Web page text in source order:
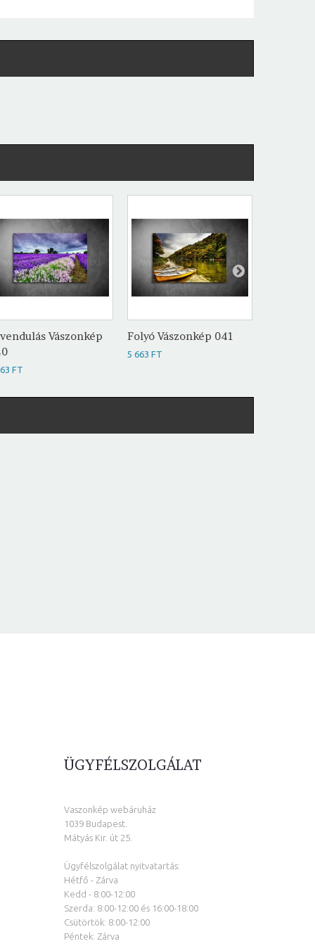
Vászonkép
FT
Folyó Vászonkép 041
5 663 FT
ÜGYFÉLSZOLGÁLAT
Vaszonkép webáruház
1039 Budapest.
Mátyás Kir. út 25.
Ügyfélszolgálat nyitvatartás:
Hétfő - Zárva
Kedd - 8:00-12:00
Szerda: 8:00-12:00 és 16:00-18:00
Csütörtök: 8:00-12:00
Péntek: Zárva